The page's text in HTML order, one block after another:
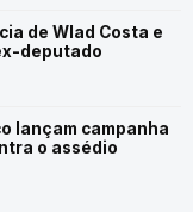
de Wlad Costa e
deputado
lançam campanha
o assédio